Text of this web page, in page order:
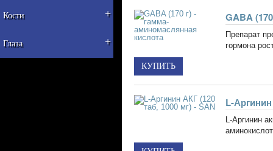
Кости +
Глаза +
GABA
Препарат
гормона
L-
L-Аргинин